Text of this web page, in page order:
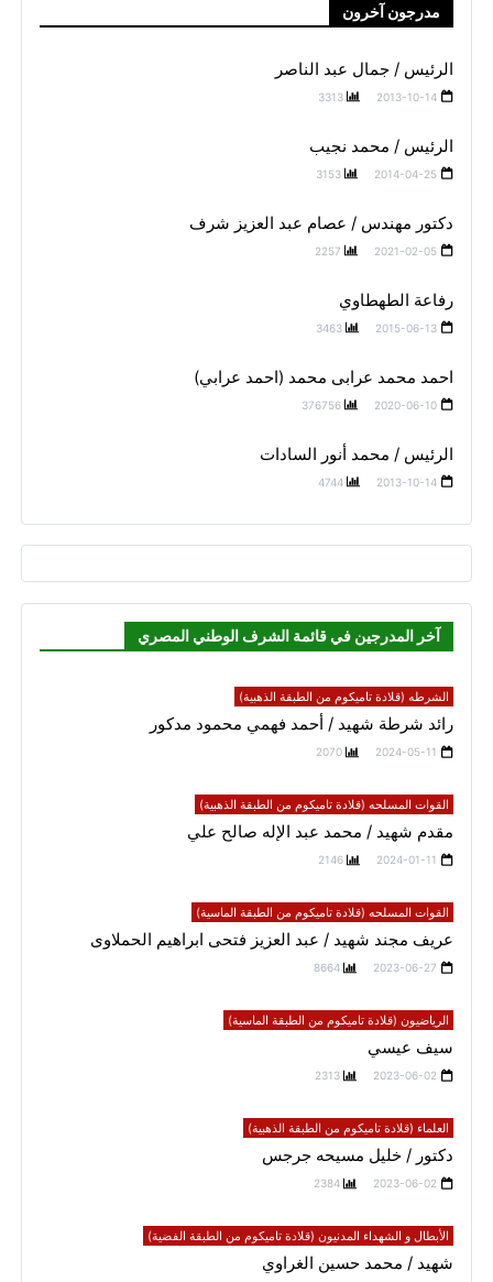
مدرجون آخرون
الرئيس / جمال عبد الناصر
2013-10-14
3313
الرئيس / محمد نجيب
2014-04-25
3153
دكتور مهندس / عصام عبد العزيز شرف
2021-02-05
2257
رفاعة الطهطاوي
2015-06-13
3463
احمد محمد عرابى محمد (احمد عرابي)
2020-06-10
376756
الرئيس / محمد أنور السادات
2013-10-14
4744
آخر المدرجين في قائمة الشرف الوطني المصري
الشرطه (قلادة تاميكوم من الطبقة الذهبية)
رائد شرطة شهيد / أحمد فهمي محمود مدكور
2024-05-11
2070
القوات المسلحه (قلادة تاميكوم من الطبقة الذهبية)
مقدم شهيد / محمد عبد الإله صالح علي
2024-01-11
2146
القوات المسلحه (قلادة تاميكوم من الطبقة الماسية)
عريف مجند شهيد / عبد العزيز فتحى ابراهيم الحملاوى
2023-06-27
8664
الرياضيون (قلادة تاميكوم من الطبقة الماسية)
سيف عيسي
2023-06-02
2313
العلماء (قلادة تاميكوم من الطبقة الذهبية)
دكتور / خليل مسيحه جرجس
2023-06-02
2384
الأبطال و الشهداء المدنيون (قلادة تاميكوم من الطبقة الفضية)
شهيد / محمد حسين الغراوي